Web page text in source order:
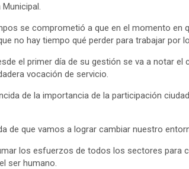
se comprometió a que en el momento en
no hay tiempo qué perder para trabajar por
el primer día de su gestión se va a notar
vocación de servicio.
de la importancia de la participación
de que vamos a lograr cambiar nuestro
los esfuerzos de todos los sectores para
ser humano.